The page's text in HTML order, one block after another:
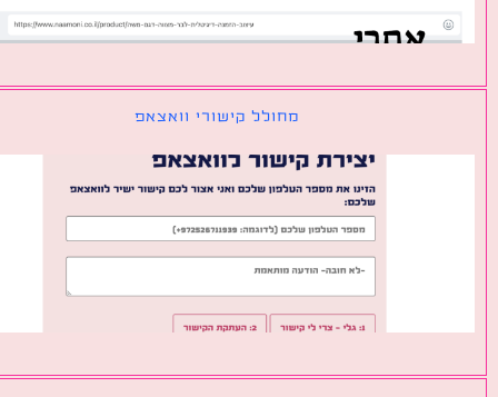
מחולל קישורי וואצאפ